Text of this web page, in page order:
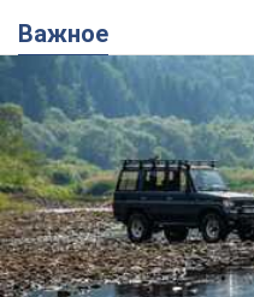
Украине не помешает взять
8.08.2026 05:10 2,4 т.
В Прикарпатье после
жары прошел
дороги превратились
Непогода обрушилась на
область и курортный